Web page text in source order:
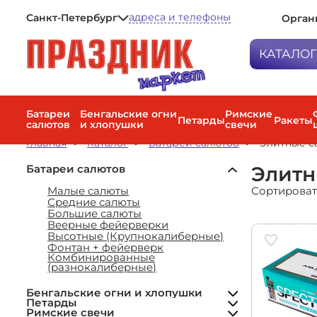
Санкт-Петербург
Мурманск
Санкт-Петербург
адреса и телефоны
КАТАЛОГ
Петарды
Римские
Ракеты
Факела
дневные
Батареи
салютов
Бенгальские огни
и хлопушки
ПетардыРимские
свечи
Ракеты
Главная
Каталог Батареи салютов Элитные
Батареи салютов
Малые салюты
Средние салюты
Большие салюты
Веерные фейерверки
Высотные (Крупнокалиберные)
Фонтан + фейерверк
Комбинированные
(разнокалиберные)
Бенгальские огни и хлопушки
Бенгальские огни
Хлопушки
Петарды
Петарды
Римские свечи
Римские свечи малые
Римские свечи средние
Средние ракеты (20–40 м)
Наборы ракет
Наземные фейерверки